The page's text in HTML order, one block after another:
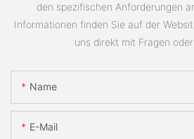
den spezifischen Anforderungen
Informationen finden Sie auf der
uns direkt mit Fragen oder
Name
E-Mail